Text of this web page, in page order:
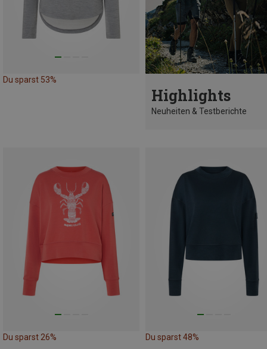
Du sparst 53%
Highlights
Neuheiten & Testberichte
Du sparst 26% Du sparst 48%